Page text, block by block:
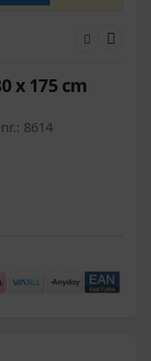
x 175 cm
8614